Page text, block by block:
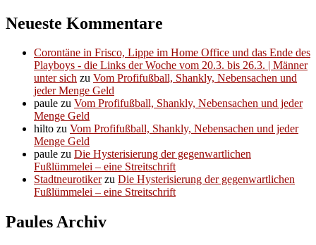
Neueste Kommentare
Corontäne in Frisco, Lippe im Home Office und das Ende des
Playboys - die Links der Woche vom 20.3. bis 26.3. | Männer
unter sich zu Vom Profifußball, Shankly, Nebensachen und
jeder Menge Geld
paule zu Vom Profifußball, Shankly, Nebensachen und jeder
Menge Geld
hilto zu Vom Profifußball, Shankly, Nebensachen und jeder
Menge Geld
paule zu Die Hysterisierung der gegenwartlichen
Fußlümmelei – eine Streitschrift
Stadtneurotikerzu Die Hysterisierung der gegenwartlichen
Fußlümmelei – eine Streitschrift
Paules Archiv